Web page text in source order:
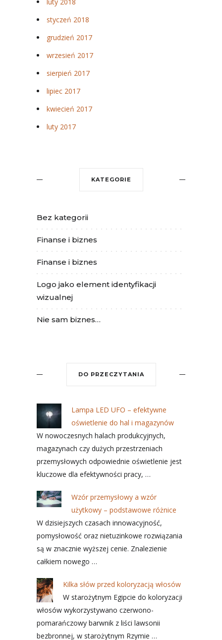
styczeń 2018
grudzień 2017
wrzesień 2017
sierpień 2017
lipiec 2017
kwiecień 2017
luty 2017
KATEGORIE
Bez kategorii
Finanse i biznes
Finanse i biznes
Logo jako element identyfikacji
wizualnej
Nie sam biznes…
DO PRZECZYTANIA
Lampa LED UFO – efektywne
oświetlenie do hal i magazynów
W nowoczesnych halach produkcyjnych,
magazynach czy dużych przestrzeniach
przemysłowych odpowiednie oświetlenie jest
kluczowe dla efektywności pracy, …
Wzór przemysłowy a wzór
użytkowy – podstawowe różnice
W dzisiejszych czasach innowacyjność,
pomysłowość oraz nietuzinkowe rozwiązania
są w znacznie wyższej cenie. Znalezienie
całkiem nowego …
Kilka słów przed koloryzacją włosów
W starożytnym Egipcie do koloryzacji
włosów wykorzystywano czerwono-
pomarańczowy barwnik z liści lawsonii
bezbronnej, w starożytnym Rzymie …